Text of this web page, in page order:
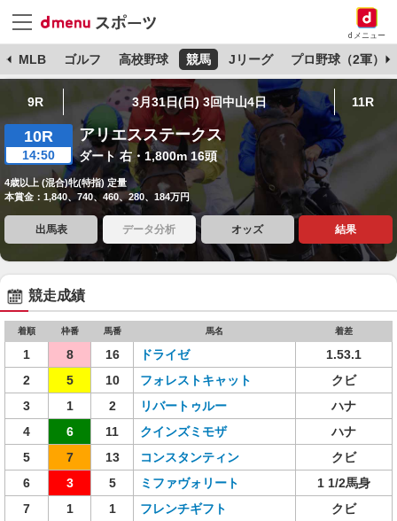
dメニュー
MLB ゴルフ 高校野球 競馬 Jリーグ プロ野球（2軍）
9R 3月31日(日) 3回中山4日 11R
10R
14:50
アリエスステークス
ダート 右・1,800m 16頭
4歳以上 (混合)牝(特指) 定量
本賞金：1,840、740、460、280、184万円
出馬表 データ分析 オッズ 結果
競走成績
着順 枠番 馬番 馬名 着差
1 8 16 ドライゼ
1.53.1
2
5 10 フォレストキャット
クビ
3
1 2 リバートゥルー
ハナ
4
6 11 クインズミモザ
ハナ
5
7 13 コンスタンティン
クビ
6
3 5 ミファヴォリート
1 1/2馬身
7
1 1 フレンチギフト
クビ